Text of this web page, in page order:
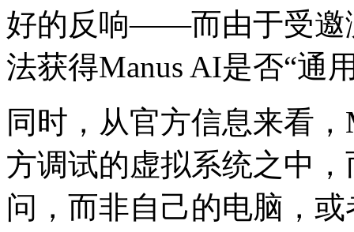
好的反响——而由于受邀
法获得Manus AI是否“通
同时，从官方信息来看
方调试的虚拟系统之中
问，而非自己的电脑，